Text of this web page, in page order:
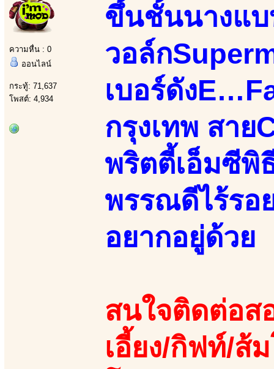
ความหื่น : 0
ออนไลน์
กระทู้: 71,637
โพสต์: 4,934
ขึ้นชั้นนางแ
วอล์ก
เบอร์ดัง
กรุงเทพ สาย
พริตตี้เอ็มซีพิ
พรรณดีไร้รอ
อยากอยู่ด้วย
สนใจติดต่อส
เอี้ยง/กิฟท์/ส้